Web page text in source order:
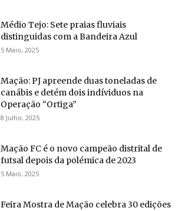
Médio Tejo: Sete praias fluviais
distinguidas com a Bandeira Azul
5 Maio, 2025
Mação: PJ apreende duas toneladas de
canábis e detém dois indíviduos na
Operação “Ortiga”
8 Julho, 2025
Mação FC é o novo campeão distrital de
futsal depois da polémica de 2023
5 Maio, 2025
Feira Mostra de Mação celebra 30 edições